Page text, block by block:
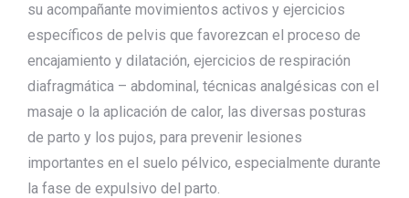
su acompañante movimientos activos y ejercicios
específicos de pelvis que favorezcan el proceso de
encajamiento y dilatación, ejercicios de respiración
diafragmática – abdominal, técnicas analgésicas con el
masaje o la aplicación de calor, las diversas posturas
de parto y los pujos, para prevenir lesiones
importantes en el suelo pélvico, especialmente durante
la fase de expulsivo del parto.